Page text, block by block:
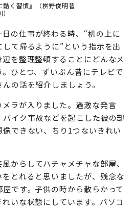
動く習慣』（桝野俊明著
の仕事が終わる時、“机の上に
て帰るように”という指示を出
を整理整頓することにどんなメ
ひとつ、ずいぶん昔にテレビで
の話を紹介しましょう。
ラが入りました。過激な発言
イク事故などを起こした彼の部
できない、ちり1つないきれい
からしてハチャメチャな部屋、
とれると思いましたが、残念な
です。子供の時から散らかって
いな状態にしています。パソコ